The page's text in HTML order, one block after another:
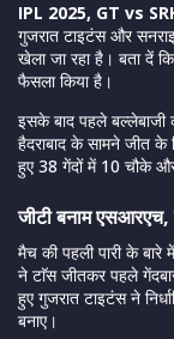
IPL 2025, GT vs
गुजरात टाइटंस और
खेला जा रहा है। बता दें
फैसला किया है।
इसके बाद पहले बल्लेबाजी
हैदराबाद के सामने जीत के
हुए 38 गेंदों में 10 चौके
जीटी बनाम एसआरएच,
मैच की पहली पारी के बारे
ने टाॅस जीतकर पहले
हुए गुजरात टाइटंस ने
बनाए।